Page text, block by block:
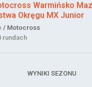
Warmińsko
Okręgu MX Junior
/ Motocross
rundach
WYNIKI SEZONU